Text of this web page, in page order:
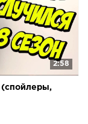
2:58
(спойлеры,